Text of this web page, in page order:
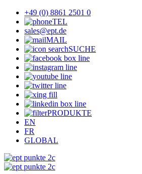
+49 (0) 8861 2501 0
TEL
sales@ept.de
MAIL
SUCHE
PRODUKTE
EN
FR
GLOBAL